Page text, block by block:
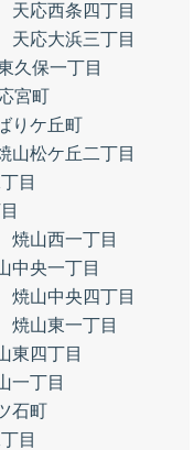
天応西条四丁目
天応大浜三丁目
久保一丁目
宮町
りケ丘町
山松ケ丘二丁目
目
焼山西一丁目
中央一丁目
焼山中央四丁目
焼山東一丁目
東四丁目
一丁目
石町
目